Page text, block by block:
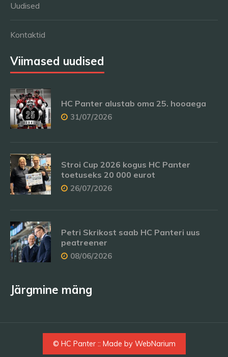
Uudised
Kontaktid
Viimased uudised
HC Panter alustab oma 25. hooaega
31/07/2026
Stroi Cup 2026 kogus HC Panter
toetuseks 20 000 eurot
26/07/2026
Petri Skrikost saab HC Panteri uus
peatreener
08/06/2026
Järgmine mäng
© HC Panter :: Made by WebNarium